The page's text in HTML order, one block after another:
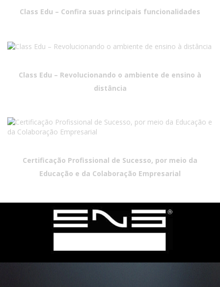
Class Edu – Confira suas principais funcionalidades
Class Edu – Revolucionando o ambiente de ensino à
distância
Certificação Profissional de Sucesso, por meio da
Educação e da Colaboração Empresarial